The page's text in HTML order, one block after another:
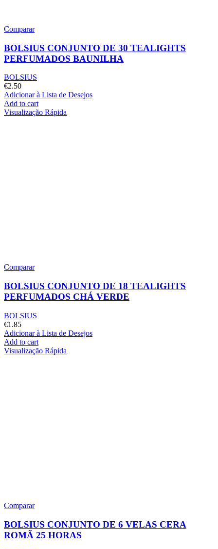
Comparar
BOLSIUS CONJUNTO DE 30 TEALIGHTS
PERFUMADOS BAUNILHA
BOLSIUS
€2.50
Adicionar à Lista de Desejos
Add to cart
Visualização Rápida
Comparar
BOLSIUS CONJUNTO DE 18 TEALIGHTS
PERFUMADOS CHÁ VERDE
BOLSIUS
€1.85
Adicionar à Lista de Desejos
Add to cart
Visualização Rápida
Comparar
BOLSIUS CONJUNTO DE 6 VELAS CERA
ROMÃ 25 HORAS